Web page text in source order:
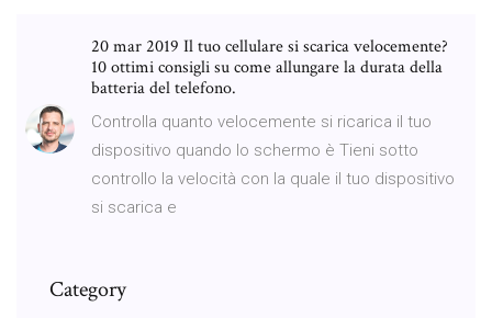
20 mar 2019 Il tuo cellulare si scarica velocemente?
10 ottimi consigli su come allungare la durata della
batteria del telefono.
Controlla quanto velocemente si ricarica il tuo
dispositivo quando lo schermo è Tieni sotto
controllo la velocità con la quale il tuo dispositivo
si scarica e
Category